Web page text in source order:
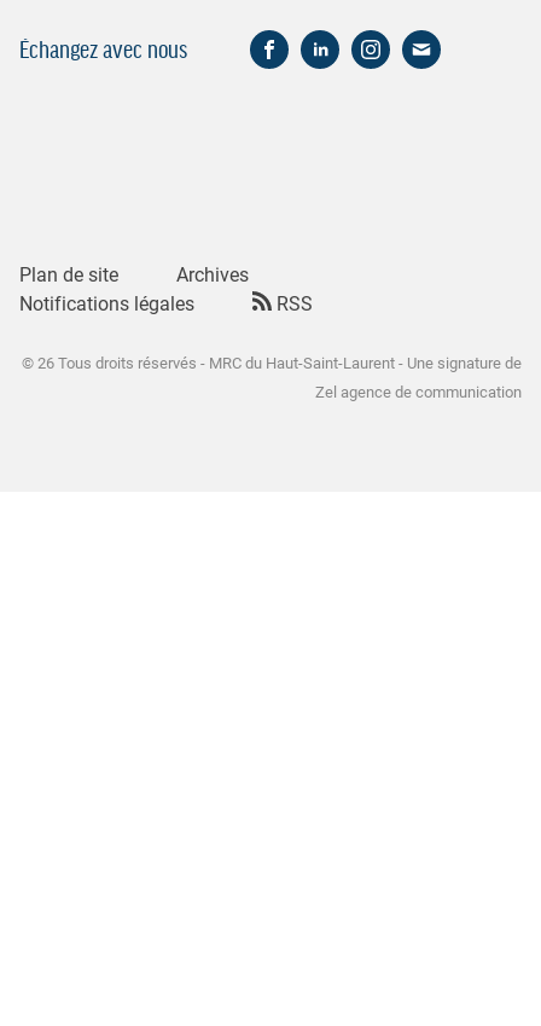
Échangez avec nous
Plan de site
Archives
Notifications légales
RSS
© 26 Tous droits réservés - MRC du Haut-Saint-Laurent - Une signature de
Zel agence de communication